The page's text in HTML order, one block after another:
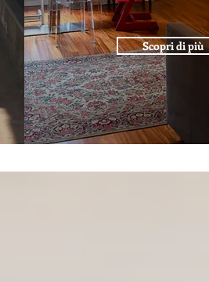
Scopri di più